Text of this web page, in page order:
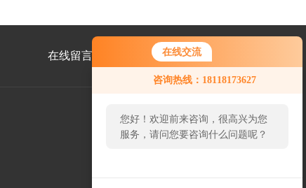
在线交流
咨询热线：18118173627
您好！欢迎前来咨询，很高兴为您
服务，请问您要咨询什么问题呢？
在线留言 联系我们